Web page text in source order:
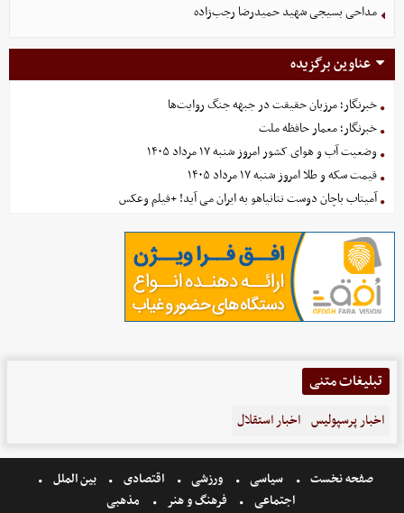
مداحی بسیجی شهید حمیدرضا رجب‌زاده
عناوین برگزیده
خبرنگار؛ مرزبان حقیقت در جبهه جنگ روایت‌ها
خبرنگار؛ معمار حافظه ملت
وضعیت آب و هوای کشور امروز شنبه ۱۷ مرداد ۱۴۰۵
قیمت سکه و طلا امروز شنبه ۱۷ مرداد ۱۴۰۵
آمیتاب باچان دوست نتانیاهو به ایران می آید! +فیلم وعکس
تبلیغات متنی
اخبار پرسپولیس اخبار استقلال
صفحه نخست سیاسی ورزشی اقتصادی
بین الملل
اجتماعی
فرهنگ و هنر مذهبی